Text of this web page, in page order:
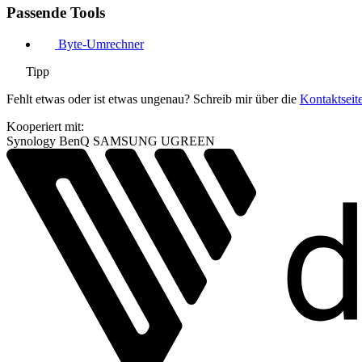
Passende Tools
Byte-Umrechner
Tipp
Fehlt etwas oder ist etwas ungenau? Schreib mir über die
Kooperiert mit:
Synology BenQ SAMSUNG UGREEN